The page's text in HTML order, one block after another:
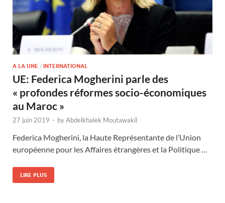
A LA UNE / INTERNATIONAL
UE: Federica Mogherini parle des
« profondes réformes socio-économiques
au Maroc »
27 juin 2019 - byAbdelkhalek Moutawakil
Federica Mogherini, la Haute Représentante de l’Union
européenne pour les Affaires étrangères et la Politique …
LIRE PLUS